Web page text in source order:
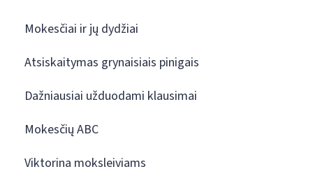
Mokesčiai ir jų dydžiai
Atsiskaitymas grynaisiais pinigais
Dažniausiai užduodami klausimai
Mokesčių ABC
Viktorina moksleiviams